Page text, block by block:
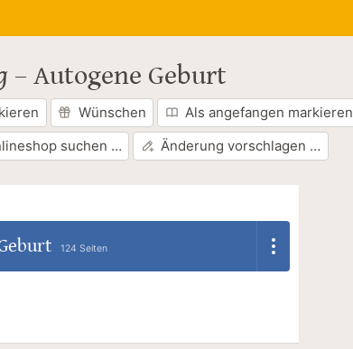
– Autogene Geburt
Wünschen
Als angefangen markieren
suchen … Änderung vorschlagen …
124 Seiten